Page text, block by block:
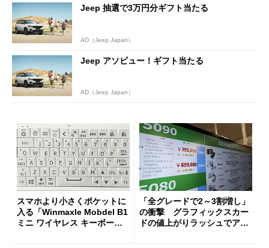
Jeep 抽選で3万円分ギフト当たる
AD（Jeep Japan）
Jeep アソビュー！ギフト当たる
AD（Jeep Japan）
スマホより小さくポケットに
入る「Winmaxle Mobdel B1
ミニ ワイヤレス キーボー
「全グレードで2～3割増し」
の衝撃 グラフィックスカー
ドの値上がりラッシュでアキ